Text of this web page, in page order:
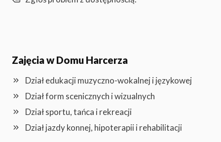
Zajęcia w Domu Harcerza
Dział edukacji muzyczno-wokalnej i językowej
Dział form scenicznych i wizualnych
Dział sportu, tańca i rekreacji
Dział jazdy konnej, hipoterapii i rehabilitacji